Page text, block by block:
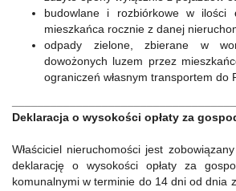
budowlane i rozbiórkowe w ilości
mieszkańca rocznie z danej
odpady zielone, zbierane w
dowożonych luzem przez
ograniczeń własnym transportem do
Deklaracja o wysokości opłaty za
Właściciel nieruchomości jest
deklarację o wysokości opłaty za
komunalnymi w terminie do 14 dni od dnia